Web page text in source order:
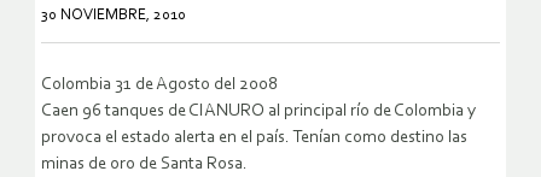
30 NOVIEMBRE, 2010
Colombia 31 de Agosto del 2008
Caen 96 tanques de CIANURO al principal río de Colombia y
provoca el estado alerta en el país. Tenían como destino las
minas de oro de Santa Rosa.